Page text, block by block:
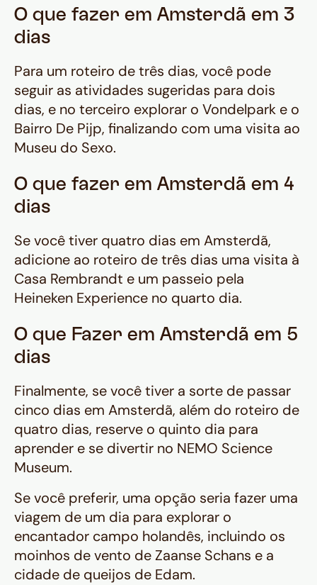
O que fazer em Amsterdã em 3
dias
Para um roteiro de três dias, você pode
seguir as atividades sugeridas para dois
dias, e no terceiro explorar o Vondelpark e o
Bairro De Pijp, finalizando com uma visita ao
Museu do Sexo.
O que fazer em Amsterdã em 4
dias
Se você tiver quatro dias em Amsterdã,
adicione ao roteiro de três dias uma visita à
Casa Rembrandt e um passeio pela
Heineken Experience no quarto dia.
O que Fazer em Amsterdã em 5
dias
Finalmente, se você tiver a sorte de passar
cinco dias em Amsterdã, além do roteiro de
quatro dias, reserve o quinto dia para
aprender e se divertir no NEMO Science
Museum.
Se você preferir, uma opção seria fazer uma
viagem de um dia para explorar o
encantador campo holandês, incluindo os
moinhos de vento de Zaanse Schans e a
cidade de queijos de Edam.